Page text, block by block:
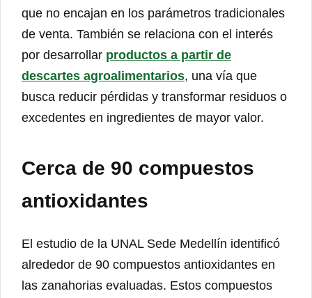
que no encajan en los parámetros tradicionales
de venta. También se relaciona con el interés
por desarrollar productos a partir de
descartes agroalimentarios, una vía que
busca reducir pérdidas y transformar residuos o
excedentes en ingredientes de mayor valor.
Cerca de 90 compuestos
antioxidantes
El estudio de la UNAL Sede Medellín identificó
alrededor de 90 compuestos antioxidantes en
las zanahorias evaluadas. Estos compuestos